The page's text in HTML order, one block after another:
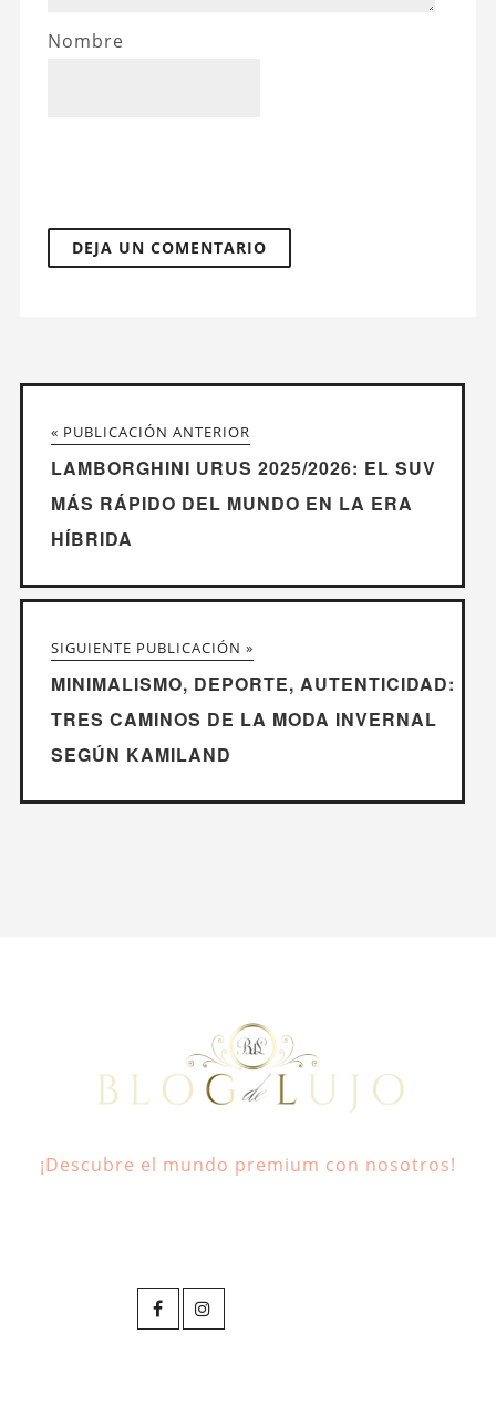
Nombre
« PUBLICACIÓN ANTERIOR
LAMBORGHINI URUS 2025/2026: EL SUV
MÁS RÁPIDO DEL MUNDO EN LA ERA
HÍBRIDA
SIGUIENTE PUBLICACIÓN »
MINIMALISMO, DEPORTE, AUTENTICIDAD:
TRES CAMINOS DE LA MODA INVERNAL
SEGÚN KAMILAND
¡Descubre el mundo premium con nosotros!